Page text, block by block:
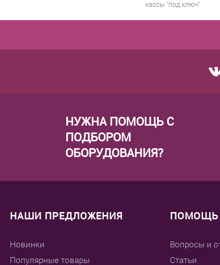
кассы "под ключ"
НУЖНА ПОМОЩЬ С
ПОДБОРОМ
ОБОРУДОВАНИЯ?
НАШИ ПРЕДЛОЖЕНИЯ
Новинки
Популярные товары
ПОМОЩЬ
Вопросы и
Статьи